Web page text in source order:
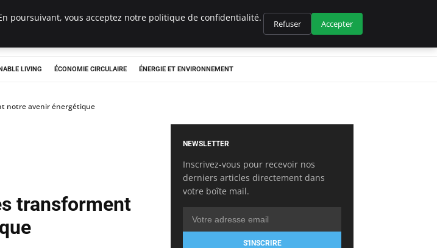
LIVING ÉCONOMIE CIRCULAIRE ÉNERGIE ET ENVIRONNEMENT
notre avenir énergétique
transforment
NEWSLETTER
Inscrivez-vous pour recevoir nos
derniers articles directement dans
votre boîte mail.
S'INSCRIRE
poursuivant, vous acceptez notre politique de confidentialité.
Refuser Accepter